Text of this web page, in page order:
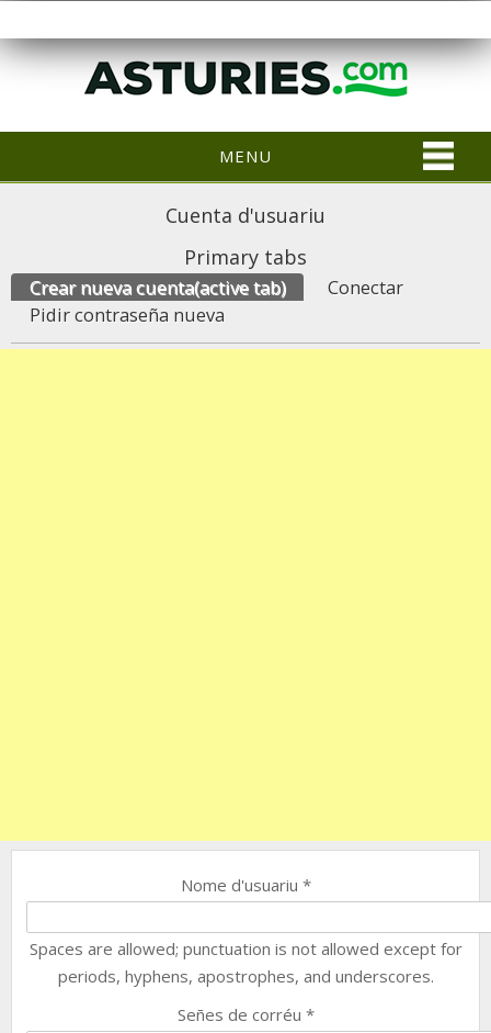
MENU
Cuenta d'usuariu
Primary tabs
Crear nueva cuenta(active tab)
Conectar
Pidir contraseña nueva
Nome d'usuariu *
Spaces are allowed; punctuation is not allowed except for
periods, hyphens, apostrophes, and underscores.
Señes de corréu *